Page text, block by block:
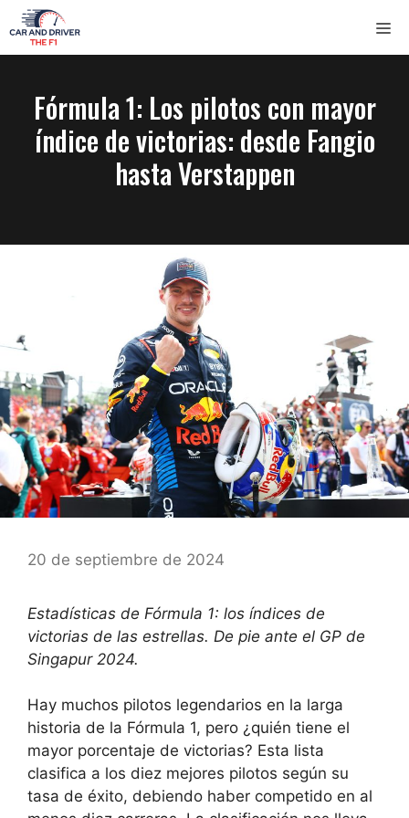
Saltar
al
contenido
Fórmula 1: Los pilotos con mayor
índice de victorias: desde Fangio
hasta Verstappen
20 de septiembre de 2024
Estadísticas de Fórmula 1: los índices de
victorias de las estrellas. De pie ante el GP de
Singapur 2024.
Hay muchos pilotos legendarios en la larga
historia de la Fórmula 1, pero ¿quién tiene el
mayor porcentaje de victorias? Esta lista
clasifica a los diez mejores pilotos según su
tasa de éxito, debiendo haber competido en al